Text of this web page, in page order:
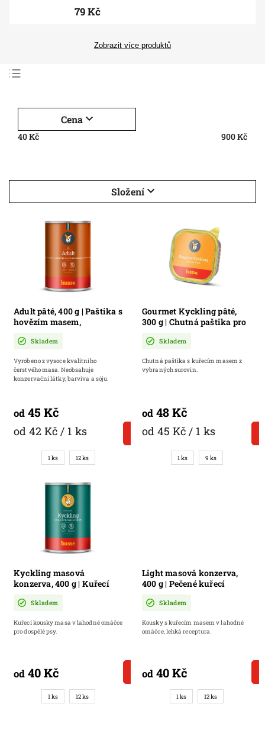
79 Kč
Zobrazit více produktů
Nejdražší
Nejprodávanější
Cena
40Kč 900Kč
Složení
Adult pâté, 400 g | Paštika s
hovězím masem,
dospělé psy
Skladem
od 45 Kč
od 42 Kč / 1 ks DETAIL
Vyrobeno z vysoce kvalitního
čerstvého masa. Neobsahuje
konzervační látky, barviva a sóju.
1 ks 12 ks
Gourmet Kyckling pâté,
300 g | Chutná paštika pro
Skladem
od 48 Kč
od 45 Kč / 1 ks
Chutná paštika s kuřecím masem z
vybraných surovin.
1 ks 9 ks
Kyckling masová
konzerva, 400 g | Kuřecí
dospělé psy
Skladem
od 40 Kč DETAIL
Kuřecí kousky masa v lahodné omáčce
pro dospělé psy.
1 ks 12 ks
Light masová konzerva,
400 g | Pečené kuřecí
nadváhou a pro starší psy
Skladem
od 40 Kč
Kousky s kuřecím masem v lahodné
omáčce, lehká receptura.
1 ks 12 ks